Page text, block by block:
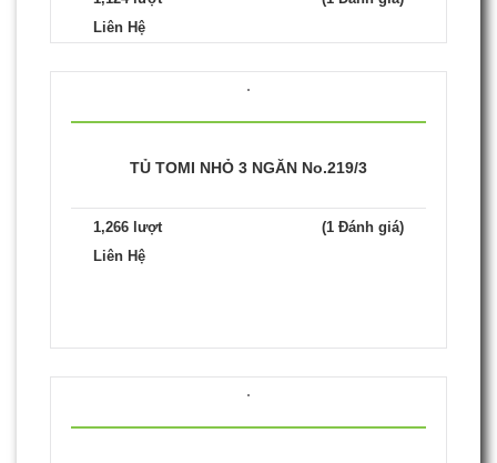
Liên Hệ
TỦ TOMI NHỎ 3 NGĂN No.219/3
1,266 lượt
(1 Đánh giá)
Liên Hệ